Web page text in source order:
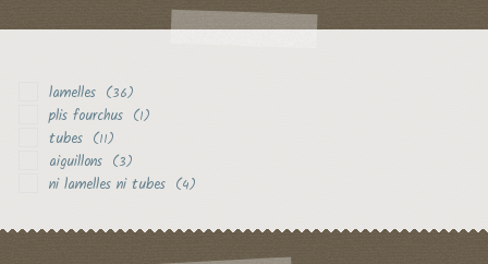
lamelles (36)
plis fourchus (1)
tubes (11)
aiguillons (3)
ni lamelles ni tubes (4)